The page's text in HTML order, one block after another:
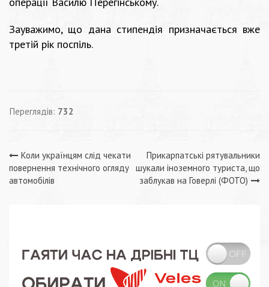
Зауважимо, що дана стипендія призначається вже
третій рік поспіль.
Переглядів: 732
Навігація
записів
Коли українцям слід чекати
повернення технічного огляду
автомобілів
Прикарпатські рятувальники
шукали іноземного туриста, що
заблукав на Говерлі (ФОТО)